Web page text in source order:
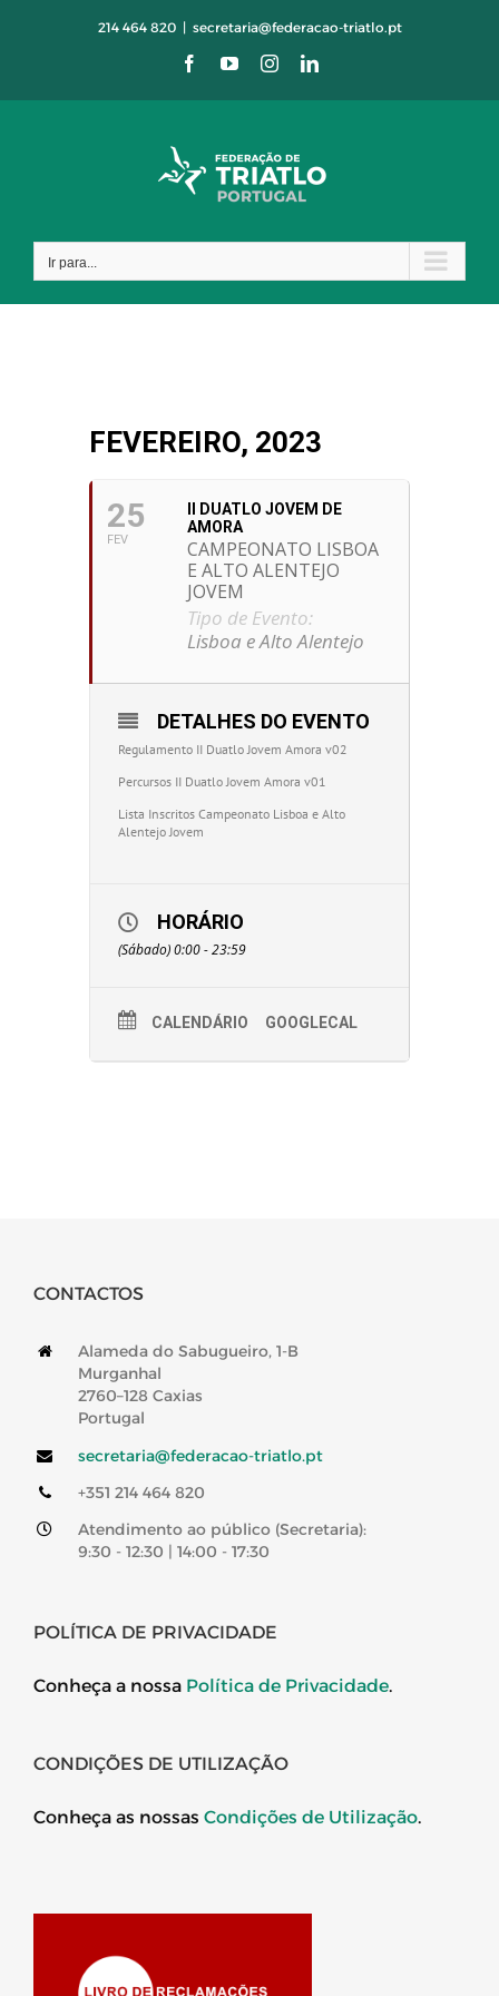
214 464 820 | secretaria@federacao-triatlo.pt
FacebookYouTubeInstagramLinkedIn
Ir para...
FEVEREIRO, 2023
25
FEV
II DUATLO JOVEM DE
AMORA
CAMPEONATO LISBOA
E ALTO ALENTEJO
JOVEM
Tipo de Evento:
Lisboa e Alto Alentejo
DETALHES DO EVENTO
Regulamento II Duatlo Jovem Amora v02
Percursos II Duatlo Jovem Amora v01
Lista Inscritos Campeonato Lisboa e Alto
Alentejo Jovem
HORÁRIO
(Sábado) 0:00 - 23:59
CALENDÁRIO GOOGLECAL
CONTACTOS
Alameda do Sabugueiro, 1-B
Murganhal
2760–128 Caxias
Portugal
secretaria@federacao-triatlo.pt
+351 214 464 820
Atendimento ao público (Secretaria):
9:30 - 12:30 | 14:00 - 17:30
POLÍTICA DE PRIVACIDADE
Conheça a nossa Política de Privacidade.
CONDIÇÕES DE UTILIZAÇÃO
Conheça as nossas Condições de Utilização.